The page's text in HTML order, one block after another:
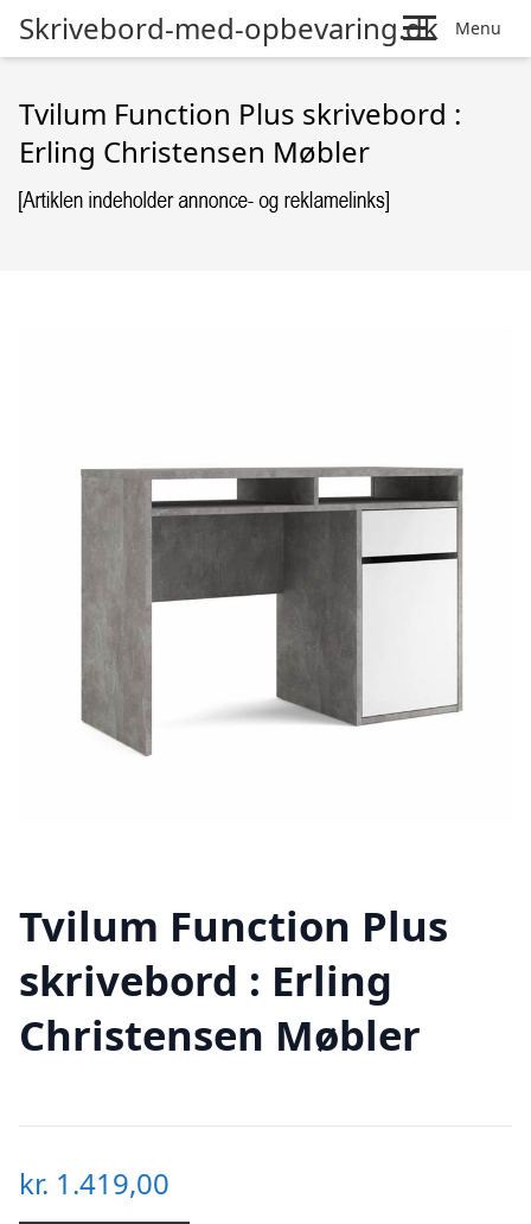
Skrivebord-med-opbevaring.dk Menu
Tvilum Function Plus skrivebord :
Erling Christensen Møbler
Tvilum Function Plus
skrivebord : Erling
Christensen Møbler
kr. 1.419,00